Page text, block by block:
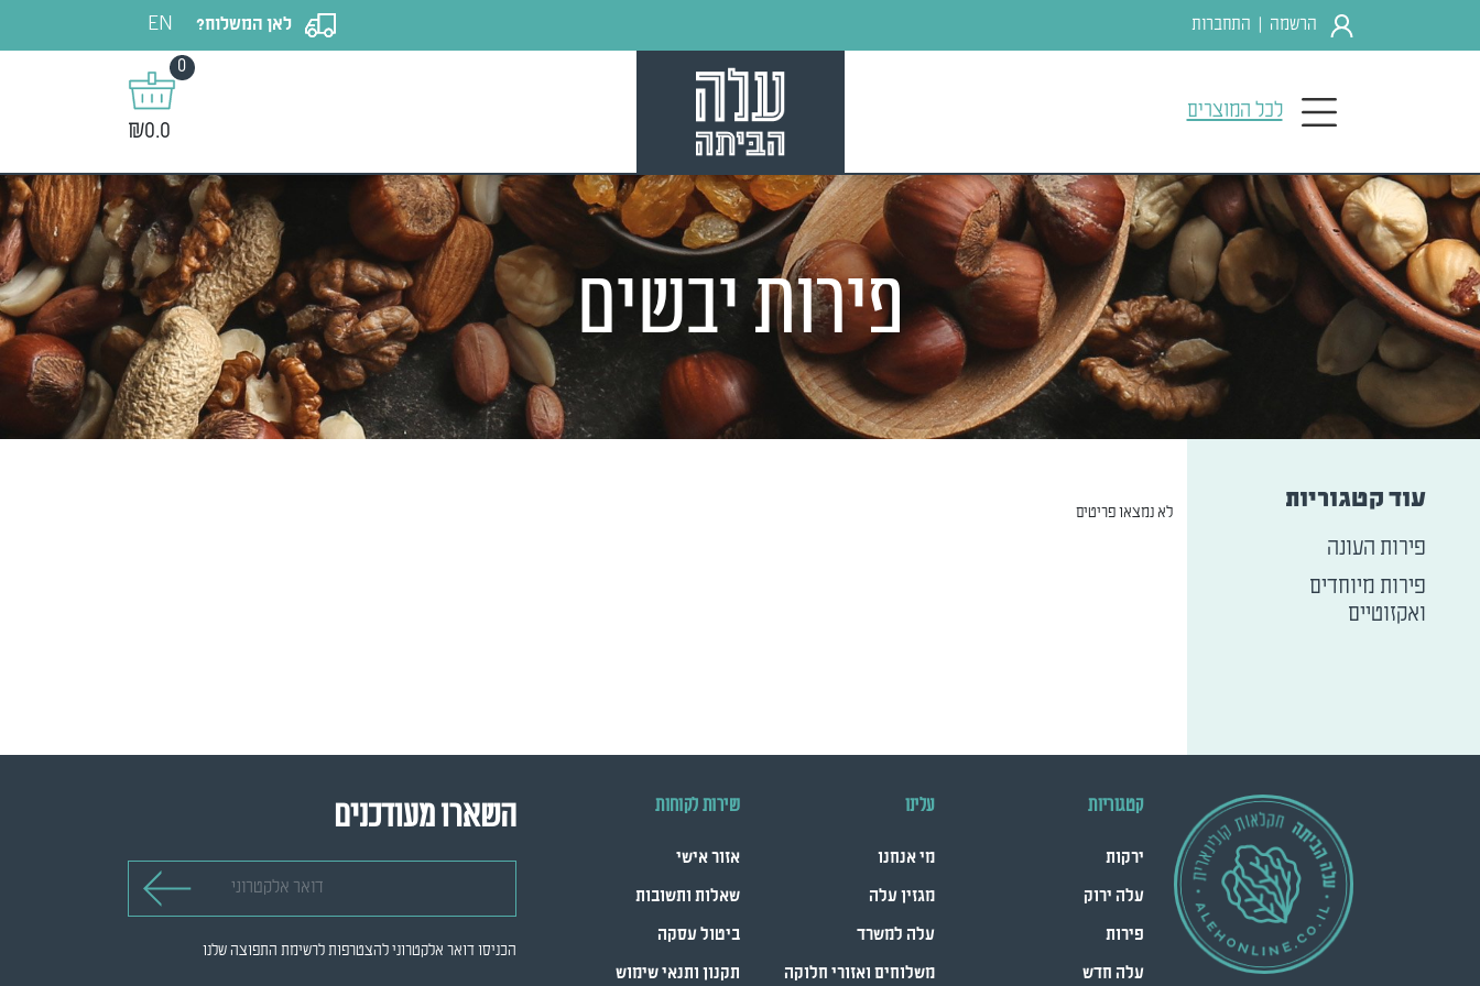
הרשמה התחברות לאן המשלוח? EN
לכל המוצרים
0
₪0.0
פירות יבשים
עוד קטגוריות
פירות העונה
פירות מיוחדים
ואקזוטיים
לא נמצאו פריטים
קטגוריות
ירקות
עלה ירוק
פירות
עלה חדש
עלינו
מי אנחנו
מגזין עלה
עלה למשרד
משלוחים ואזורי חלוקה
שירות לקוחות
אזור אישי
שאלות ותשובות
ביטול עסקה
תקנון ותנאי שימוש
השארו מעודכנים
הכניסו דואר אלקטרוני להצטרפות לרשימת התפוצה שלנו